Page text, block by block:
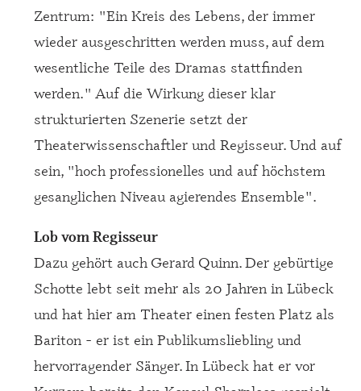
Zentrum: "Ein Kreis des Lebens, der immer
wieder ausgeschritten werden muss, auf dem
wesentliche Teile des Dramas stattfinden
werden." Auf die Wirkung dieser klar
strukturierten Szenerie setzt der
Theaterwissenschaftler und Regisseur. Und auf
sein, "hoch professionelles und auf höchstem
gesanglichen Niveau agierendes Ensemble".
Lob vom Regisseur
Dazu gehört auch Gerard Quinn. Der gebürtige
Schotte lebt seit mehr als 20 Jahren in Lübeck
und hat hier am Theater einen festen Platz als
Bariton - er ist ein Publikumsliebling und
hervorragender Sänger. In Lübeck hat er vor